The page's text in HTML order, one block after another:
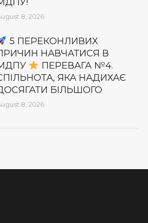
8, 2026
5 ПЕРЕКОНЛИВИХ
НАВЧАТИСЯ В
ПЕРЕВАГА №4.
ЯКА НАДИХАЄ
БІЛЬШОГО
8, 2026